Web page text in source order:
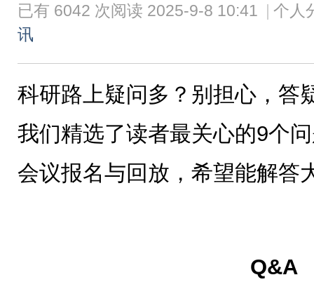
已有 6042 次阅读 2025-9-8 10:41
个人
讯
科研路上疑问多？别担心，答
我们精选了读者最关心的9个
会议报名与回放，希望能解答
Q&A